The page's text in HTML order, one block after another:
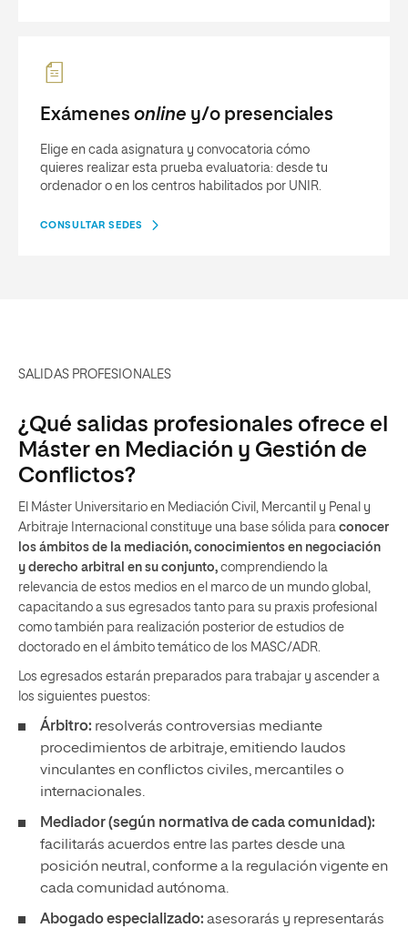
Exámenes online y/o presenciales
Elige en cada asignatura y convocatoria cómo
quieres realizar esta prueba evaluatoria: desde tu
ordenador o en los centros habilitados por UNIR.
CONSULTAR SEDES
SALIDAS PROFESIONALES
¿Qué salidas profesionales ofrece el
Máster en Mediación y Gestión de
Conflictos?
El Máster Universitario en Mediación Civil, Mercantil y Penal y
Arbitraje Internacional constituye una base sólida para conocer
los ámbitos de la mediación, conocimientos en negociación
y derecho arbitral en su conjunto, comprendiendo la
relevancia de estos medios en el marco de un mundo global,
capacitando a sus egresados tanto para su praxis profesional
como también para realización posterior de estudios de
doctorado en el ámbito temático de los MASC/ADR.
Los egresados estarán preparados para trabajar y ascender a
los siguientes puestos:
Árbitro: resolverás controversias mediante
procedimientos de arbitraje, emitiendo laudos
vinculantes en conflictos civiles, mercantiles o
internacionales.
Mediador (según normativa de cada comunidad):
facilitarás acuerdos entre las partes desde una
posición neutral, conforme a la regulación vigente en
cada comunidad autónoma.
Abogado especializado: asesorarás y representarás